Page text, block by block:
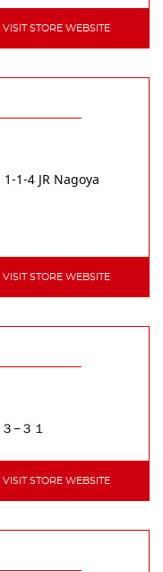
VISIT STORE WEBSITE
1-1-4 JR Nagoya
VISIT STORE WEBSITE
−３１
VISIT STORE WEBSITE